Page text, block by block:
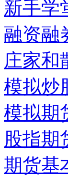
新手学
融资融
庄家和
模拟炒
模拟期
股指期
期货基